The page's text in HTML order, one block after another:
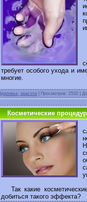
требует особого ухода и
многие.
красота Просмотров: 2532 |
Косметические
Так какие
добиться такого эффекта?